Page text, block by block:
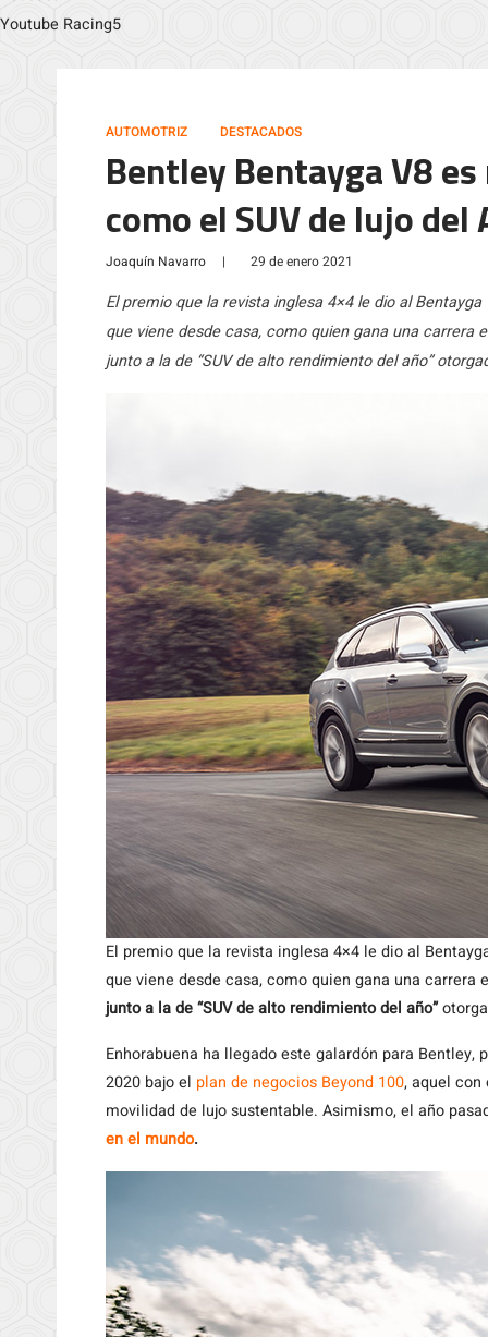
Youtube Racing5
AUTOMOTRIZ DESTACADOS
Bentley Bentayga V8
como el SUV de lujo del
Joaquín Navarro | 29 de enero 2021
El premio que la revista inglesa 4×4 le dio al
que viene desde casa, como quien gana una carrera
junto a la de “SUV de alto rendimiento del año”
El premio que la revista inglesa 4×4 le dio al
que viene desde casa, como quien gana una
junto a la de “SUV de alto rendimiento del año”
Enhorabuena ha llegado este galardón para
2020 bajo el plan de negocios Beyond 100, aquel
movilidad de lujo sustentable. Asimismo, el año
en el mundo.